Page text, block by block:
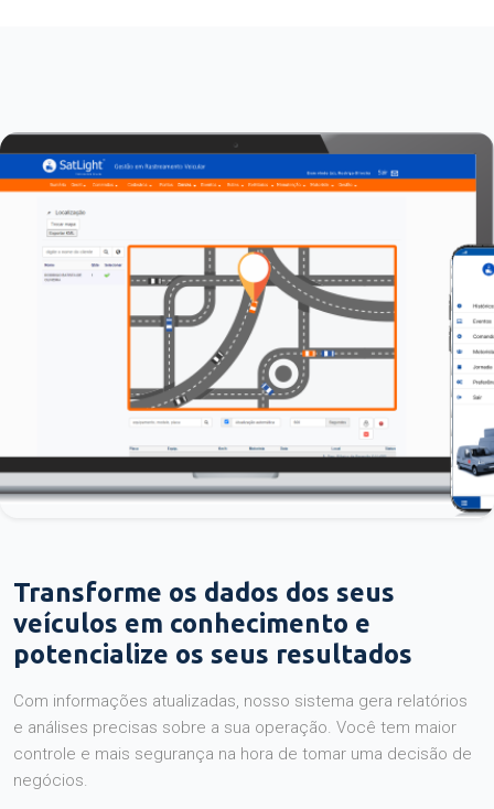
Transforme os dados dos seus
veículos em conhecimento e
potencialize os seus resultados
Com informações atualizadas, nosso sistema gera relatórios
e análises precisas sobre a sua operação. Você tem maior
controle e mais segurança na hora de tomar uma decisão de
negócios.